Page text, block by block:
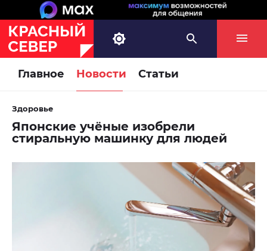
Главное Новости Статьи
Здоровье
Японские учёные изобрели
стиральную машинку для людей